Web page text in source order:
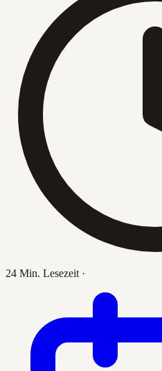
24 Min. Lesezeit ·